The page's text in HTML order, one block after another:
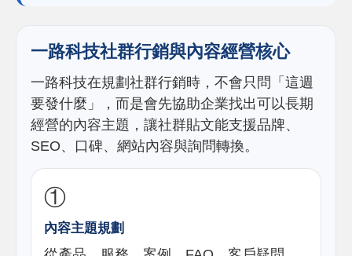
一路科技社群行銷與內容經營核心
一路科技在規劃社群行銷時，不會只問「這週
要發什麼」，而是會先協助企業找出可以長期
經營的內容主題，讓社群貼文能支援品牌、
SEO、口碑、網站內容與詢問轉換。
①
內容主題規劃